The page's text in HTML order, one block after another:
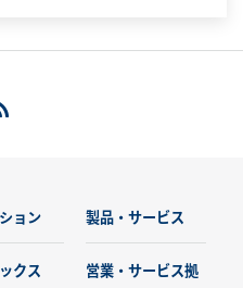
ョン 製品・サービス
クス
営業・サービス拠